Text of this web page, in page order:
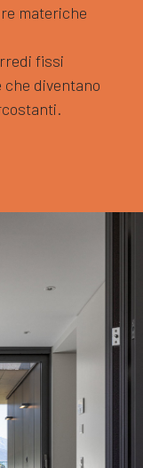
materiche
fissi
diventano